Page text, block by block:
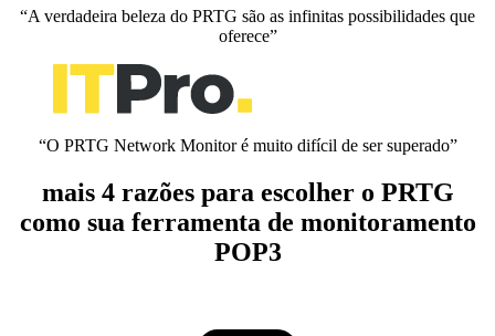
“A verdadeira beleza do PRTG são as infinitas possibilidades que
oferece”
“O PRTG Network Monitor é muito difícil de ser superado”
mais 4 razões para escolher o PRTG
como sua ferramenta de monitoramento
POP3